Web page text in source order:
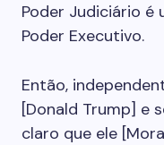
Poder Judiciário é
Poder Executivo.
Então,
[Donald Trump] e
claro que ele